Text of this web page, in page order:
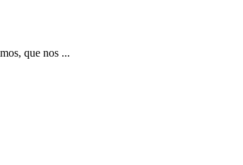
que nos ...